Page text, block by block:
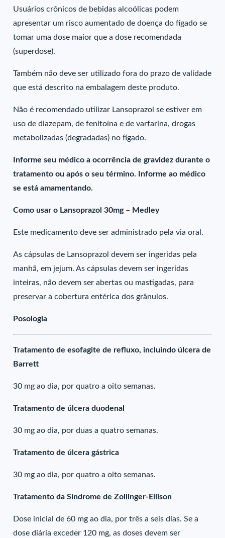
Usuários crônicos de bebidas alcoólicas podem
apresentar um risco aumentado de doença do fígado se
tomar uma dose maior que a dose recomendada
(superdose).
Também não deve ser utilizado fora do prazo de validade
que está descrito na embalagem deste produto.
Não é recomendado utilizar Lansoprazol se estiver em
uso de diazepam, de fenitoína e de varfarina, drogas
metabolizadas (degradadas) no fígado.
Informe seu médico a ocorrência de gravidez durante o
tratamento ou após o seu término. Informe ao médico
se está amamentando.
Como usar o Lansoprazol 30mg – Medley
Este medicamento deve ser administrado pela via oral.
As cápsulas de Lansoprazol devem ser ingeridas pela
manhã, em jejum. As cápsulas devem ser ingeridas
inteiras, não devem ser abertas ou mastigadas, para
preservar a cobertura entérica dos grânulos.
Posologia
Tratamento de esofagite de refluxo, incluindo úlcera de
Barrett
30 mg ao dia, por quatro a oito semanas.
Tratamento de úlcera duodenal
30 mg ao dia, por duas a quatro semanas.
Tratamento de úlcera gástrica
30 mg ao dia, por quatro a oito semanas.
Tratamento da Síndrome de Zollinger-Ellison
Dose inicial de 60 mg ao dia, por três a seis dias. Se a
dose diária exceder 120 mg, as doses devem ser